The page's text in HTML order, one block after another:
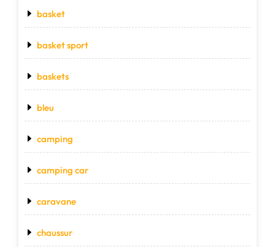
basket
basket sport
baskets
bleu
camping
camping car
caravane
chaussur